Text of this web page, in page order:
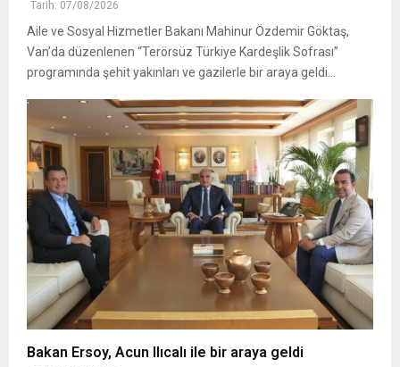
Tarih: 07/08/2026
Aile ve Sosyal Hizmetler Bakanı Mahinur Özdemir Göktaş,
Van’da düzenlenen “Terörsüz Türkiye Kardeşlik Sofrası”
programında şehit yakınları ve gazilerle bir araya geldi...
Bakan Ersoy, Acun Ilıcalı ile bir araya geldi